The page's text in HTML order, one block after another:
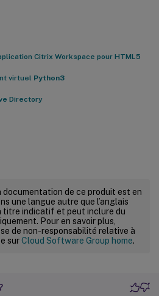
Citrix Workspace pour HTML5
virtuel Python3
Directory
de ce produit est en
une langue autre que l’anglais
titre indicatif et peut inclure du
Pour en savoir plus,
de non-responsabilité relative à
surCloud Software Group home.